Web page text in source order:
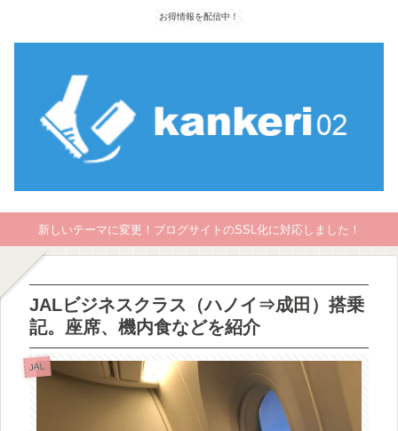
お得情報を配信中！
新しいテーマに変更！ブログサイトのSSL化に対応しました！
JALビジネスクラス（ハノイ⇒成田）搭乗
記。座席、機内食などを紹介
JAL